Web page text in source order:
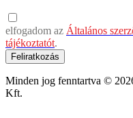
elfogadom az Általános
tájékoztatót.
Feliratkozás
Minden jog fenntartva ©
Kft.